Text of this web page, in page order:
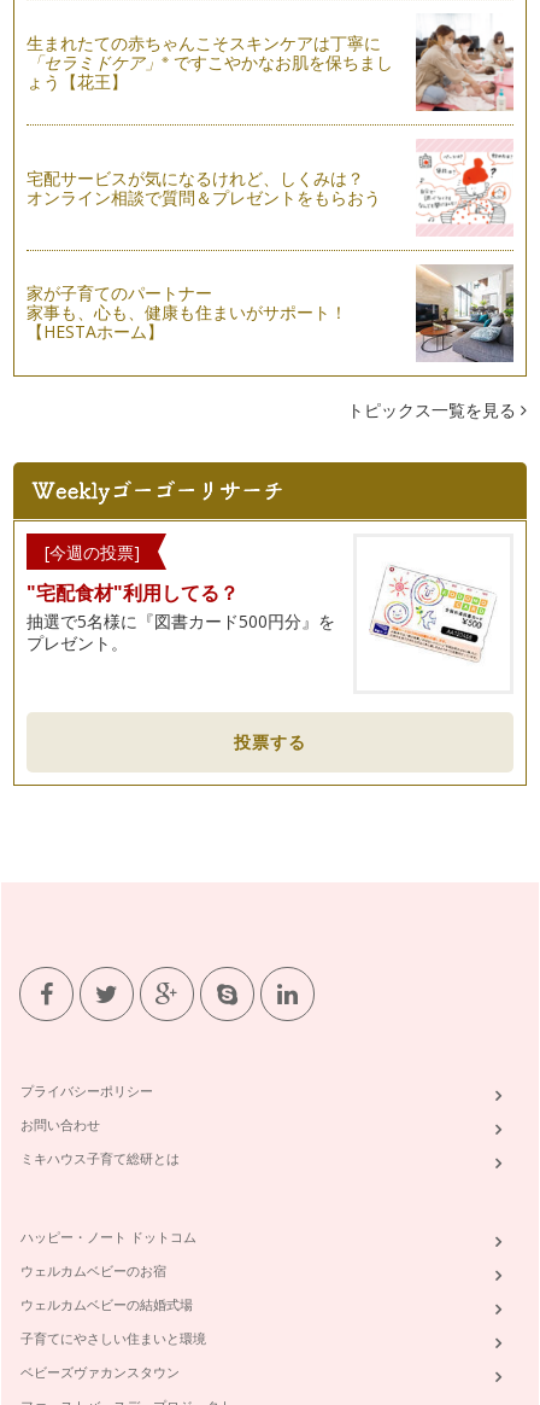
梅雨入りしたこの頃も我が家のハーブはすくすくと伸びていま
す。 この季節気をつけたい…
おしゃれで爽やか。ハーブで遊ぶ
爽やかな風が吹く日もあれば、ジリジリと照りつける太陽が眩
しい日もあり、そし…
ハーブ生活のすすめ
気温も高くなり、緑美しい季節、たくさんのハーブ苗が店頭に
あたたかい日差しの中で日に日に緑濃くなっていく植物たち。
…
3月、4月は出会いと別れの季節。 歓送迎会も多く、…
花粉の時期を乗り切る３種のおすすめアロマ
そろそろ暖かい日も増え、少しずつ春の装いの方をみかける
よう…
本格的な花粉シーズンが始まる前にハーブでできること
あと１週間もすれば『啓蟄』。そろそろ春の到来を感じる頃で
髪の健康をアロマでサポート
２月も半ばになり、少しあたたかい日も…
バレンタインを香りで演出
寒い季節におうちでできるお肌ケアと風邪予防
１２月は楽しい行事が盛りだくさん！ おいしいお食事やお酒
の席も増える時期…
ハーブは、ラテン語で草を意味する『herba（エルバ）』を語
生まれたての赤ちゃんこそスキンケアは丁寧に
「セラミドケア」※ ですこやかなお肌を保ちまし
ょう【花王】
宅配サービスが気になるけれど、しくみは？
オンライン相談で質問＆プレゼントをもらおう
家が子育てのパートナー
家事も、心も、健康も住まいがサポート！
【HESTAホーム】
トピックス一覧を見る
[今週の投票]
"宅配食材"利用してる？
抽選で5名様に『図書カード500円分』を
プレゼント。
投票する
プライバシーポリシー
お問い合わせ
ミキハウス子育て総研とは
ハッピー・ノート ドットコム
ウェルカムベビーのお宿
ウェルカムベビーの結婚式場
子育てにやさしい住まいと環境
ベビーズヴァカンスタウン